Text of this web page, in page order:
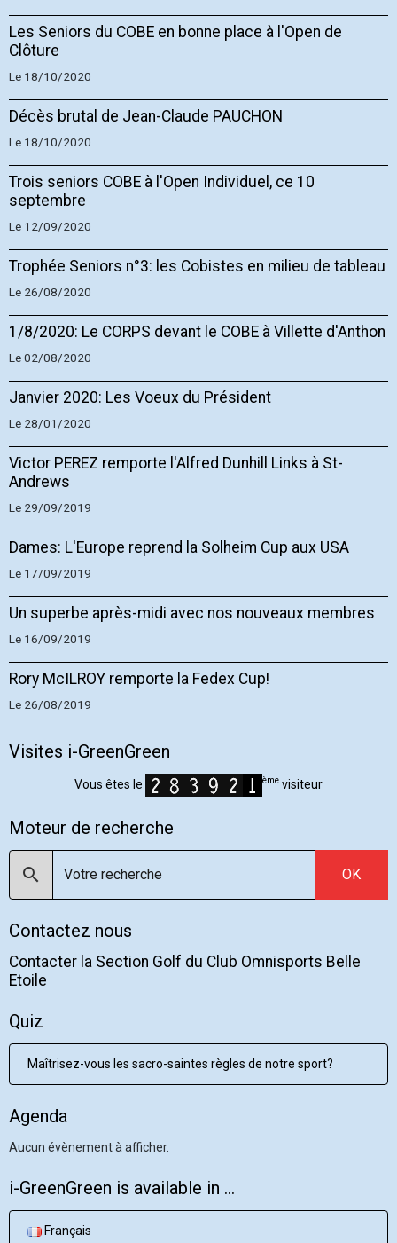
Les Seniors du COBE en bonne place à l'Open de
Clôture
Le 18/10/2020
Décès brutal de Jean-Claude PAUCHON
Le 18/10/2020
Trois seniors COBE à l'Open Individuel, ce 10
septembre
Le 12/09/2020
Trophée Seniors n°3: les Cobistes en milieu de tableau
Le 26/08/2020
1/8/2020: Le CORPS devant le COBE à Villette d'Anthon
Le 02/08/2020
Janvier 2020: Les Voeux du Président
Le 28/01/2020
Victor PEREZ remporte l'Alfred Dunhill Links à St-
Andrews
Le 29/09/2019
Dames: L'Europe reprend la Solheim Cup aux USA
Le 17/09/2019
Un superbe après-midi avec nos nouveaux membres
Le 16/09/2019
Rory McILROY remporte la Fedex Cup!
Le 26/08/2019
Visites i-GreenGreen
Vous êtes le ème visiteur
Moteur de recherche
OK
Contactez nous
Contacter la Section Golf du Club Omnisports Belle
Etoile
Quiz
Maîtrisez-vous les sacro-saintes règles de notre sport?
Agenda
Aucun évènement à afficher.
i-GreenGreen is available in ...
Français